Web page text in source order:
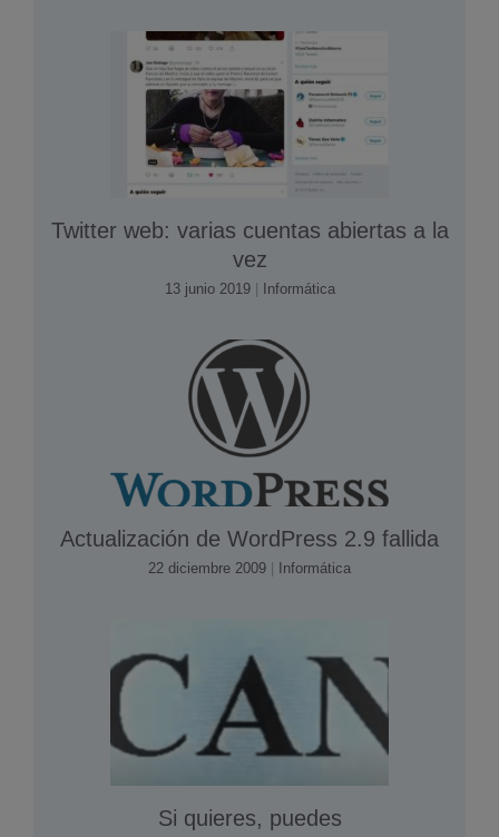
Twitter web: varias cuentas abiertas a la
vez
13 junio 2019 | Informática
Actualización de WordPress 2.9 fallida
22 diciembre 2009 | Informática
Si quieres, puedes